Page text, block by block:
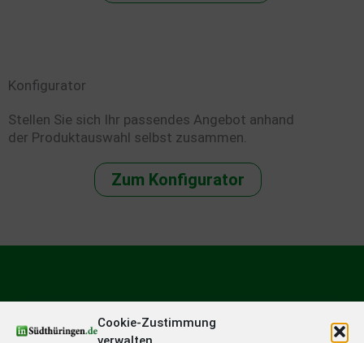
Cookie-Zustimmung
Konfigurator
Stellen Sie sich Ihr passendes Angebot anhand
der Produktauswahl selbst zusammen.
Zum Konfigurator